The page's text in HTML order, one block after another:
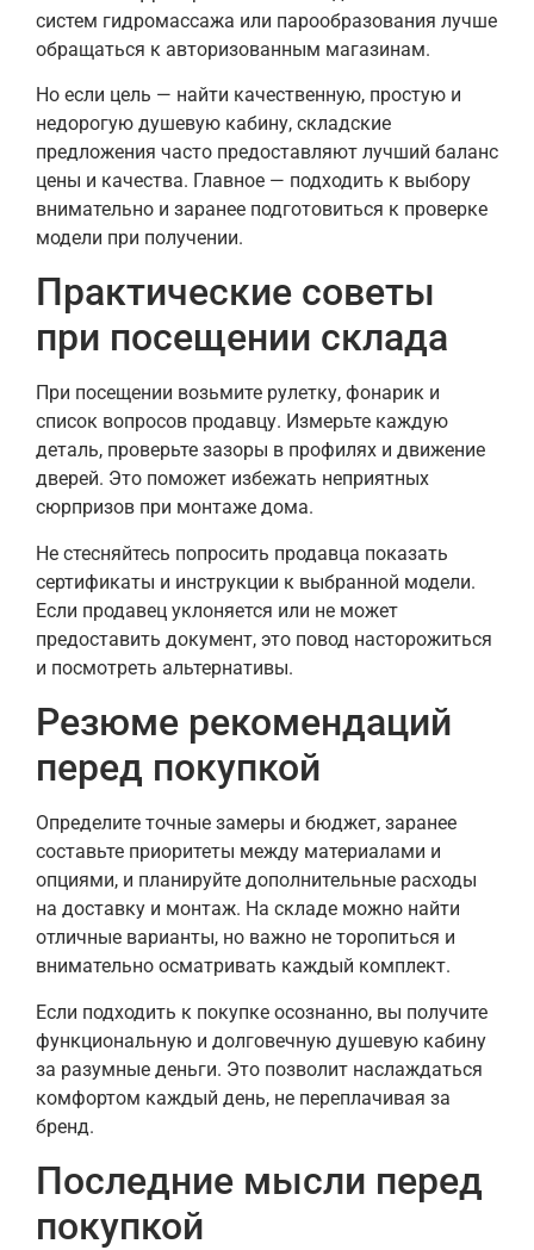
систем гидромассажа или парообразования лучше
обращаться к авторизованным магазинам.
Но если цель — найти качественную, простую и
недорогую душевую кабину, складские
предложения часто предоставляют лучший баланс
цены и качества. Главное — подходить к выбору
внимательно и заранее подготовиться к проверке
модели при получении.
Практические советы
при посещении склада
При посещении возьмите рулетку, фонарик и
список вопросов продавцу. Измерьте каждую
деталь, проверьте зазоры в профилях и движение
дверей. Это поможет избежать неприятных
сюрпризов при монтаже дома.
Не стесняйтесь попросить продавца показать
сертификаты и инструкции к выбранной модели.
Если продавец уклоняется или не может
предоставить документ, это повод насторожиться
и посмотреть альтернативы.
Резюме рекомендаций
перед покупкой
Определите точные замеры и бюджет, заранее
составьте приоритеты между материалами и
опциями, и планируйте дополнительные расходы
на доставку и монтаж. На складе можно найти
отличные варианты, но важно не торопиться и
внимательно осматривать каждый комплект.
Если подходить к покупке осознанно, вы получите
функциональную и долговечную душевую кабину
за разумные деньги. Это позволит наслаждаться
комфортом каждый день, не переплачивая за
бренд.
Последние мысли перед
покупкой